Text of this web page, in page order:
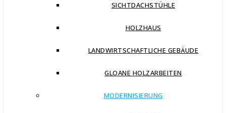
SICHTDACHSTÜHLE
HOLZHAUS
LANDWIRTSCHAFTLICHE GEBÄUDE
GLOANE HOLZARBEITEN
MODERNISIERUNG